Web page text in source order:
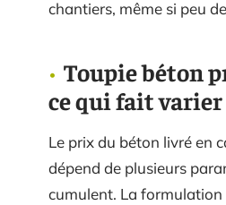
chantiers, même si peu
Toupie béton
ce qui fait
Le prix du béton livré en
dépend de plusieurs
cumulent. La formulation